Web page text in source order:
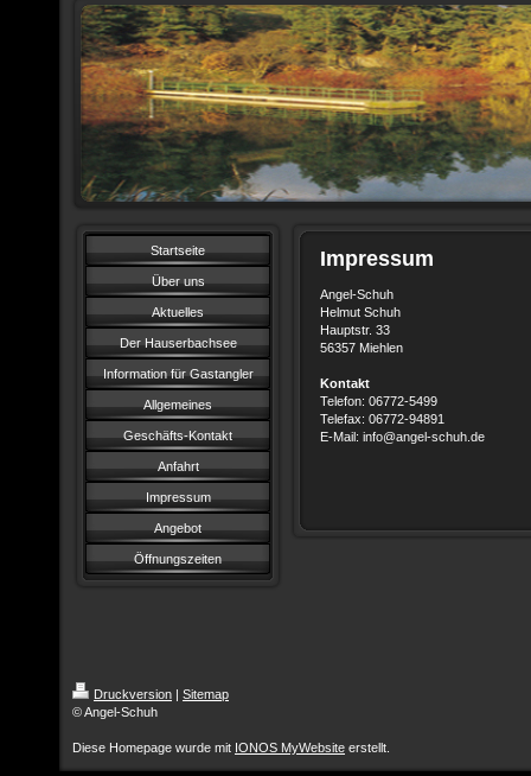
Startseite
Über uns
Aktuelles
Der Hauserbachsee
Information für Gastangler
Allgemeines
Geschäfts-Kontakt
Anfahrt
Impressum
Angebot
Öffnungszeiten
Impressum
Angel-Schuh
Helmut Schuh
Hauptstr. 33
56357 Miehlen
Kontakt
Telefon: 06772-5499
Telefax: 06772-94891
E-Mail: info@angel-schuh.de
Druckversion | Sitemap
© Angel-Schuh
Diese Homepage wurde mit IONOS MyWebsite erstellt.